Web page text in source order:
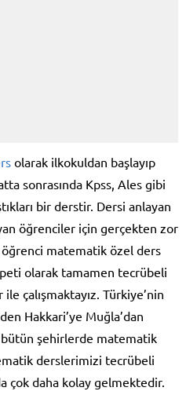
olarak ilkokuldan başlayıp
sonrasında Kpss, Ales gibi
bir derstir. Dersi anlayan
öğrenciler için gerçekten zor
matematik özel ders
olarak tamamen tecrübeli
çalışmaktayız. Türkiye’nin
Hakkari’ye Muğla’dan
bütün şehirlerde matematik
derslerimizi tecrübeli
çok daha kolay gelmektedir.